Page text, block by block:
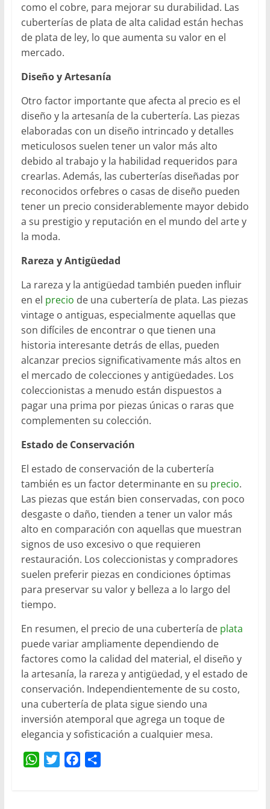
como el cobre, para mejorar su durabilidad. Las
cuberterías de plata de alta calidad están hechas
de plata de ley, lo que aumenta su valor en el
mercado.
Diseño y Artesanía
Otro factor importante que afecta al precio es el
diseño y la artesanía de la cubertería. Las piezas
elaboradas con un diseño intrincado y detalles
meticulosos suelen tener un valor más alto
debido al trabajo y la habilidad requeridos para
crearlas. Además, las cuberterías diseñadas por
reconocidos orfebres o casas de diseño pueden
tener un precio considerablemente mayor debido
a su prestigio y reputación en el mundo del arte y
la moda.
Rareza y Antigüedad
La rareza y la antigüedad también pueden influir
en el precio de una cubertería de plata. Las piezas
vintage o antiguas, especialmente aquellas que
son difíciles de encontrar o que tienen una
historia interesante detrás de ellas, pueden
alcanzar precios significativamente más altos en
el mercado de colecciones y antigüedades. Los
coleccionistas a menudo están dispuestos a
pagar una prima por piezas únicas o raras que
complementen su colección.
Estado de Conservación
El estado de conservación de la cubertería
también es un factor determinante en su precio.
Las piezas que están bien conservadas, con poco
desgaste o daño, tienden a tener un valor más
alto en comparación con aquellas que muestran
signos de uso excesivo o que requieren
restauración. Los coleccionistas y compradores
suelen preferir piezas en condiciones óptimas
para preservar su valor y belleza a lo largo del
tiempo.
En resumen, el precio de una cubertería de plata
puede variar ampliamente dependiendo de
factores como la calidad del material, el diseño y
la artesanía, la rareza y antigüedad, y el estado de
conservación. Independientemente de su costo,
una cubertería de plata sigue siendo una
inversión atemporal que agrega un toque de
elegancia y sofisticación a cualquier mesa.
W